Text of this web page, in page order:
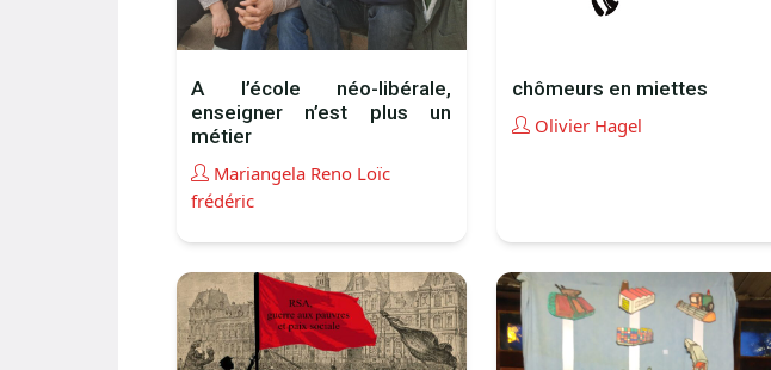
A l’école néo-libérale,
enseigner n’est plus un
métier
Mariangela Reno Loïc
frédéric
chômeurs en miettes
Olivier Hagel